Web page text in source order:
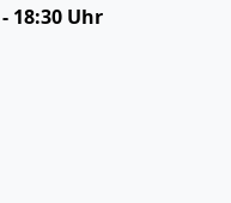
18:30 Uhr